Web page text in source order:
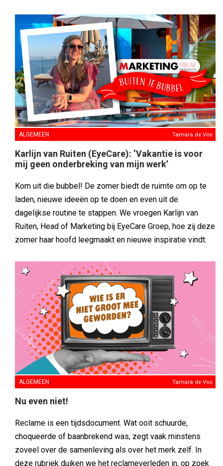
ALGEMEEN Tamara de Vos
Karlijn van Ruiten (EyeCare): ‘Vakantie is voor
mij geen onderbreking van mijn werk’
Kom uit die bubbel! De zomer biedt de ruimte om op te
laden, nieuwe ideeën op te doen en even uit de
dagelijkse routine te stappen. We vroegen Karlijn van
Ruiten, Head of Marketing bij EyeCare Groep, hoe zij deze
zomer haar hoofd leegmaakt en nieuwe inspiratie vindt.
ALGEMEEN Tamara de Vos
Nu even niet!
Reclame is een tijdsdocument. Wat ooit schuurde,
choqueerde of baanbrekend was, zegt vaak minstens
zoveel over de samenleving als over het merk zelf. In
deze rubriek duiken we het reclameverleden in, op zoek